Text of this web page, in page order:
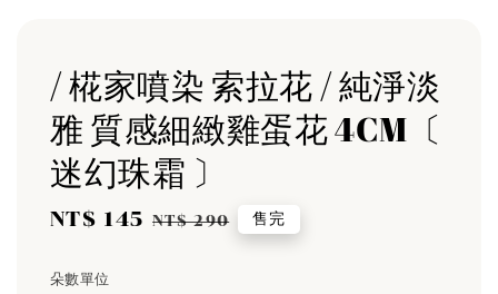
/ 椛家噴染 索拉花 / 純淨淡
雅 質感細緻雞蛋花 4CM〔
迷幻珠霜 〕
Sale
NT$ 145 Regular
NT$ 290 售完
朵數單位